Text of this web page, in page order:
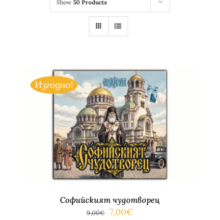
Show50 Products
Изгодно!
ДОБАВЯНЕ В КОЛИЧКАТА / ДЕТАЙЛИ
Софийският чудотворец
9,00€ Original
7,00€